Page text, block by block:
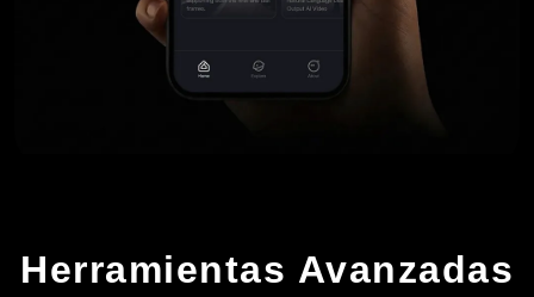
Herramientas Avanzadas